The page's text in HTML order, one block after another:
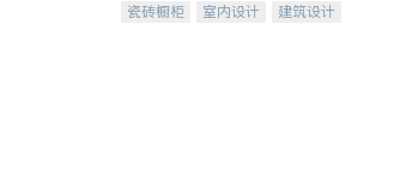
瓷砖橱柜 室内设计
建筑设计